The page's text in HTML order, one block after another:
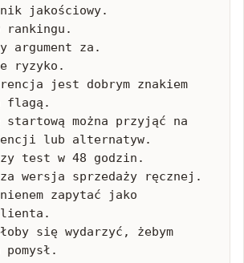
jakościowy.
rankingu.
argument za.
ryzyko.
jest dobrym znakiem
flagą.
startową można przyjąć na
lub alternatyw.
test w 48 godzin.
wersja sprzedaży ręcznej.
zapytać jako
się wydarzyć, żebym